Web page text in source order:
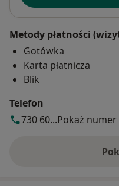
Metody płatności
Gotówka
Karta płatnicza
Blik
Telefon
730 60...Pokaż